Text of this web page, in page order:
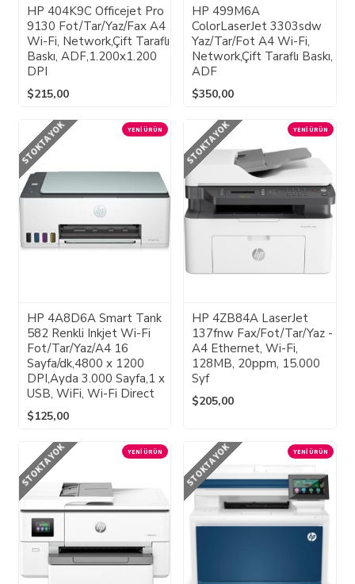
HP 404K9C Officejet Pro
9130 Fot/Tar/Yaz/Fax A4
Wi-Fi, Network,Çift Taraflı
Baskı, ADF,1.200x1.200
DPI
$215,00
HP 499M6A
ColorLaserJet 3303sdw
Yaz/Tar/Fot A4 Wi-Fi,
Network,Çift Taraflı Baskı,
ADF
$350,00
YENI ÜRÜN
STOKTA YOK
HP 4A8D6A Smart Tank
582 Renkli Inkjet Wi-Fi
Fot/Tar/Yaz/A4 16
Sayfa/dk,4800 x 1200
DPI,Ayda 3.000 Sayfa,1 x
USB, WiFi, Wi-Fi Direct
$125,00
YENI ÜRÜN
STOKTA YOK
HP 4ZB84A LaserJet
137fnw Fax/Fot/Tar/Yaz -
A4 Ethernet, Wi-Fi,
128MB, 20ppm, 15.000
Syf
$205,00
YENI ÜRÜN
STOKTA YOK YENI ÜRÜN
STOKTA YOK